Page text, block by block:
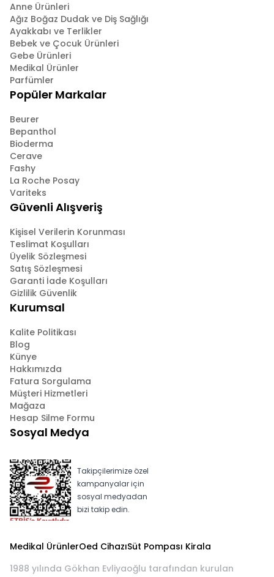
Anne Ürünleri
Ağız Boğaz Dudak ve Diş Sağlığı
Ayakkabı ve Terlikler
Bebek ve Çocuk Ürünleri
Gebe Ürünleri
Medikal Ürünler
Parfümler
Popüler Markalar
Beurer
Bepanthol
Bioderma
Cerave
Fashy
La Roche Posay
Variteks
Güvenli Alışveriş
Kişisel Verilerin Korunması
Teslimat Koşulları
Üyelik Sözleşmesi
Satış Sözleşmesi
Garanti İade Koşulları
Gizlilik Güvenlik
Kurumsal
Kalite Politikası
Blog
Künye
Hakkımızda
Fatura Sorgulama
Müşteri Hizmetleri
Mağaza
Hesap Silme Formu
Sosyal Medya
Takipçilerimize özel
kampanyalar için
sosyal medyadan
bizi takip edin.
Medikal ÜrünlerOed CihazıSüt Pompası Kirala
1988 yılında Gökhan Evliyaoğlu tarafından kurulan